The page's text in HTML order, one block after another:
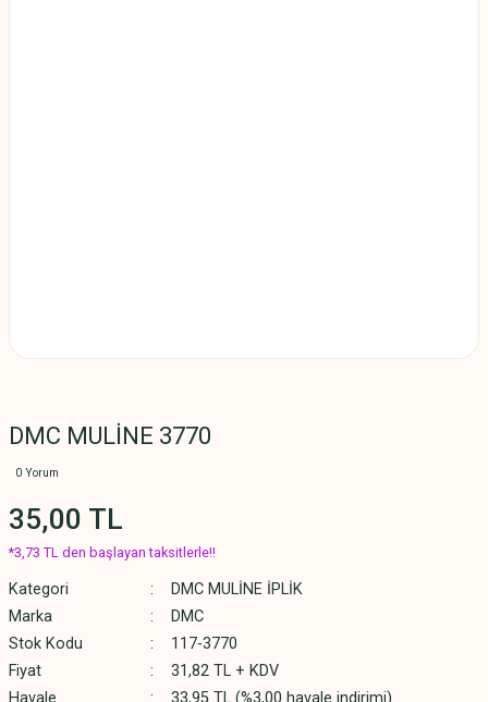
DMC MULİNE 3770
0 Yorum
35,00 TL
*3,73 TL den başlayan taksitlerle!!
Kategori
DMC MULİNE İPLİK
Marka
DMC
Stok Kodu
117-3770
Fiyat
31,82 TL + KDV
Havale
33,95 TL (%3,00 havale indirimi)